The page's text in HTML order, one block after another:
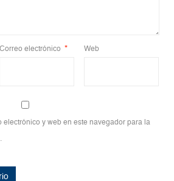
Correo electrónico * Web
electrónico y web en este navegador para la